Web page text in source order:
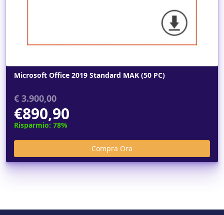
Microsoft Office 2019 Standard MAK (50 PC)
€ 3.900,00
€890,90
Risparmio: 78%